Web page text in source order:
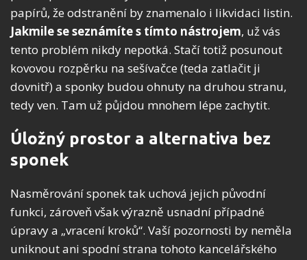
papírů, že odstranění by znamenalo i likvidaci listin.
Jakmile se seznámíte s tímto nástrojem, už vás
tento problém nikdy nepotká. Stačí totiž posunout
kovovou rozpěrku na sešívačce (teda zatlačit ji
dovnitř) a sponky budou ohnuty na druhou stranu,
tedy ven. Tam už půjdou mnohem lépe zachytit.
Úložný prostor a alternativa bez
sponek
Nasměrování sponek tak uchová jejich původní
funkci, zároveň však výrazně usnadní případné
úpravy a „vracení kroků“. Vaší pozornosti by neměla
uniknout ani spodní strana tohoto kancelářského